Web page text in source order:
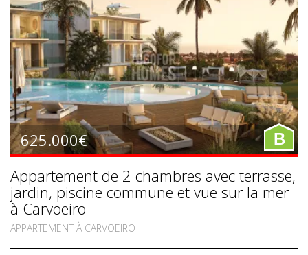
625.000€ B
Appartement de 2 chambres avec terrasse,
jardin, piscine commune et vue sur la mer
à Carvoeiro
APPARTEMENT À CARVOEIRO